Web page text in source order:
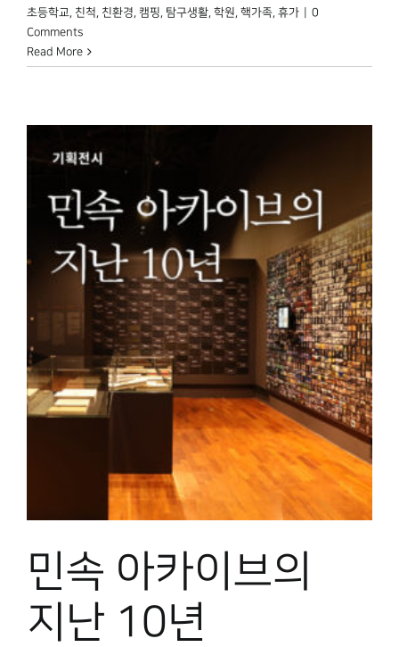
초등학교, 친척, 친환경, 캠핑, 탐구생활, 학원, 핵가족, 휴가
0
Comments
Read More
민속 아카이브의
지난 10년